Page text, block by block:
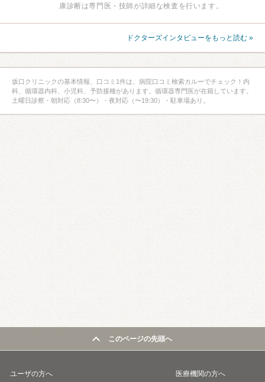
康診断は専門医・技師が詳細な検査を行います。
ドクターズインタビューをもっと読む »
坂口クリニックの基本情報、口コミ1件は、病院口コミ検索カルーでチェック！内
科、循環器内科、小児科、予防接種があります。循環器専門医が在籍しています。
土曜日診察・朝対応（8:30〜）・夜対応（〜19:30）・駐車場あり。
このページの先頭へ
ユーザの方へ 医療機関の方へ